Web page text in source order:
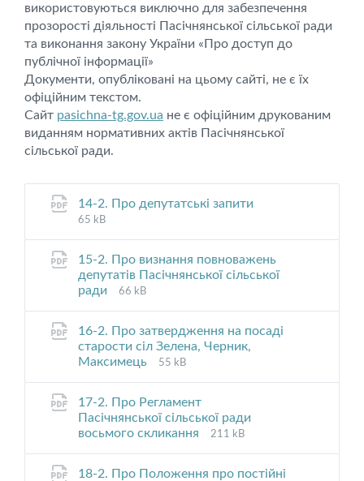
використовуються виключно для забезпечення
прозорості діяльності Пасічнянської сільської ради
та виконання закону України «Про доступ до
публічної інформації»
Документи, опубліковані на цьому сайті, не є їх
офіційним текстом.
Сайт pasichna-tg.gov.ua не є офіційним друкованим
виданням нормативних актів Пасічнянської
сільської ради.
14-2. Про депутатські запити
65 kB
15-2. Про визнання повноважень
депутатів Пасічнянської сільської
ради
File
File
66 kB
16-2. Про затвердження на посаді
старости сіл Зелена, Черник,
Максимець
File
File
55 kB
17-2. Про Регламент
Пасічнянської сільської ради
восьмого скликання
File
File
211 kB
18-2. Про Положення про постійні